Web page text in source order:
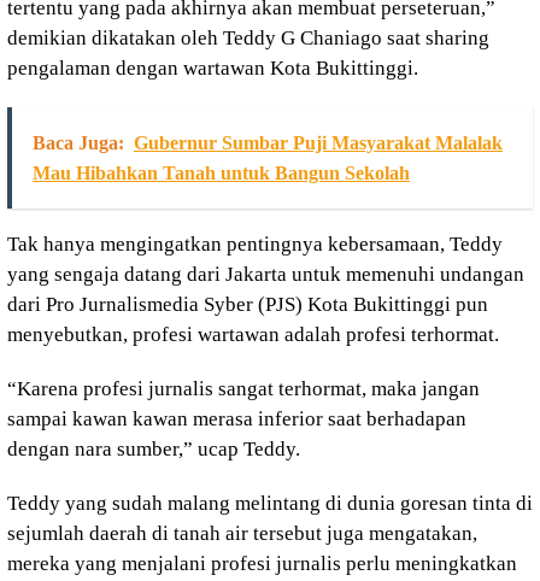
tertentu yang pada akhirnya akan membuat perseteruan,”
demikian dikatakan oleh Teddy G Chaniago saat sharing
pengalaman dengan wartawan Kota Bukittinggi.
Baca Juga: Gubernur Sumbar Puji Masyarakat Malalak
Mau Hibahkan Tanah untuk Bangun Sekolah
Tak hanya mengingatkan pentingnya kebersamaan, Teddy
yang sengaja datang dari Jakarta untuk memenuhi undangan
dari Pro Jurnalismedia Syber (PJS) Kota Bukittinggi pun
menyebutkan, profesi wartawan adalah profesi terhormat.
“Karena profesi jurnalis sangat terhormat, maka jangan
sampai kawan kawan merasa inferior saat berhadapan
dengan nara sumber,” ucap Teddy.
Teddy yang sudah malang melintang di dunia goresan tinta di
sejumlah daerah di tanah air tersebut juga mengatakan,
mereka yang menjalani profesi jurnalis perlu meningkatkan